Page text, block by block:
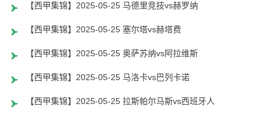
【西甲集锦】2025-05-25 马德里竞技vs赫罗纳
【西甲集锦】2025-05-25 塞尔塔vs赫塔费
【西甲集锦】2025-05-25 奥萨苏纳vs阿拉维斯
【西甲集锦】2025-05-25 马洛卡vs巴列卡诺
【西甲集锦】2025-05-25 拉斯帕尔马斯vs西班牙人